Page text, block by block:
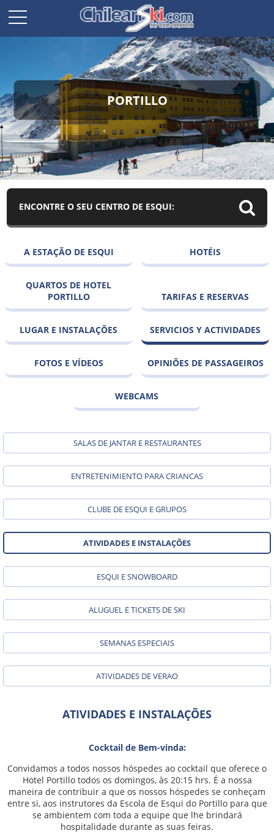
PORTILLO
ENCONTRE O SEU CENTRO DE ESQUI:
A ESTAÇÃO DE ESQUI HOTÉIS
QUARTOS DE HOTEL
PORTILLO
TARIFAS E RESERVAS
LUGAR E INSTALAÇÕES SERVICIOS Y ACTIVIDADES
FOTOS E VÍDEOS OPINIÕES DE PASSAGEIROS
WEBCAMS
SALAS DE JANTAR E RESTAURANTES
ENTRETENIMIENTO PARA CRIANCAS
CLUBE DE ESQUI E GRUPOS
ATIVIDADES E INSTALAÇÕES
ESQUI E SNOWBOARD
ALUGUEL E TICKETS DE SKI
SEMANAS ESPECIAIS
ATIVIDADES DE VERAO
ATIVIDADES E INSTALAÇÕES
Cocktail de Bem-vinda:
Convidamos a todos nossos hóspedes ao cocktail que oferece o
Hotel Portillo todos os domingos, às 20:15 hrs. É a nossa
maneira de contribuir a que os nossos hóspedes se conheçam
entre si, aos instrutores da Escola de Esqui do Portillo para que
se ambientem com toda a equipe que lhe brindará
hospitalidade durante as suas feiras.